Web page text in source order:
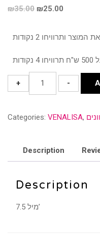
₪35.00 ₪25.00
+
937
-
Categories: VENALISA,
Description
Description
7.5 מיל’